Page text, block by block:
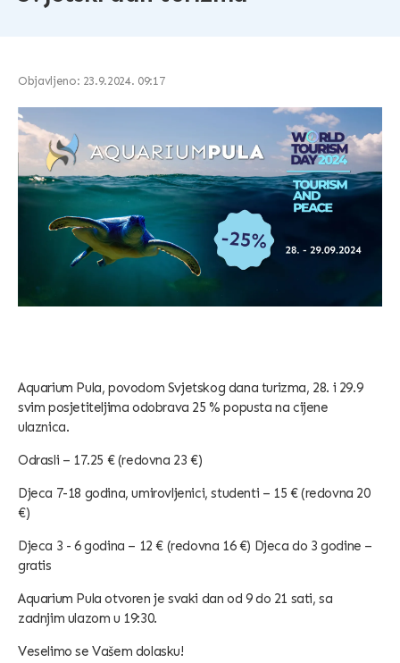
Objavljeno: 23.9.2024. 09:17
Aquarium Pula, povodom Svjetskog dana turizma, 28. i 29.9
svim posjetiteljima odobrava 25 % popusta na cijene
ulaznica.
Odrasli – 17.25 € (redovna 23 €)
Djeca 7-18 godina, umirovljenici, studenti – 15 € (redovna 20
€)
Djeca 3 - 6 godina – 12 € (redovna 16 €) Djeca do 3 godine –
gratis
Aquarium Pula otvoren je svaki dan od 9 do 21 sati, sa
zadnjim ulazom u 19:30.
Veselimo se Vašem dolasku!